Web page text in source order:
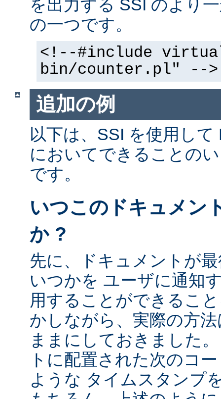
を出力する SSI のより
の一つです。
<!--#include
bin/counter.pl" -->
追加の例
以下は、SSI を使用し
においてできることの
です。
いつこのドキュメン
か ?
先に、ドキュメントが
いつかを ユーザに通知
用することができるこ
かしながら、実際の方
ままにしておきました
トに配置された次のコ
ような タイムスタンプ